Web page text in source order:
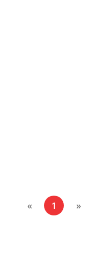
« 1 (current)
»